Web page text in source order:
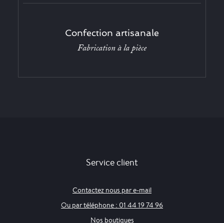
Confection artisanale
Fabrication à la pièce
Service client
Contactez nous par e-mail
Ou par téléphone : 01 44 19 74 96
Nos boutiques